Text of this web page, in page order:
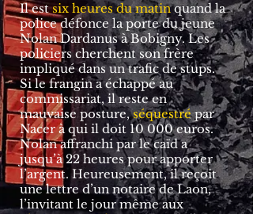
Il estsix heures du matinquand la
police défonce la porte du jeune
Nolan Dardanus à Bobigny. Les
policiers cherchent son frère
impliqué dans un trafic de stups.
Si le frangin a échappé au
commissariat, il reste en
mauvaise posture,séquestrépar
Nacer à qui il doit 10 000 euros.
Nolan affranchi par le caïd a
jusqu’à 22 heures pour apporter
l’argent. Heureusement, il reçoit
une lettre d’un notaire de Laon,
l’invitant le jour même aux